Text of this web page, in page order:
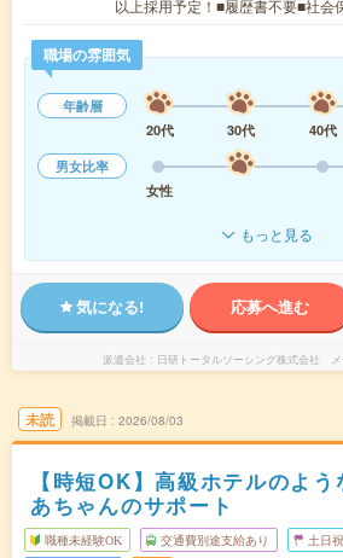
以上採用予定！■履歴書不要■社
職場の雰囲気
年齢層
20代
30代 40代
男女比率
女性
もっと見る
気になる! 応募へ進む
派遣会社 日研トータルソーシング株式会社
未読 掲載日 2026/08/03
【時短OK】高級ホテルのよ
あちゃんのサポート
職種未経験OK 交通費別途支給あり 土日